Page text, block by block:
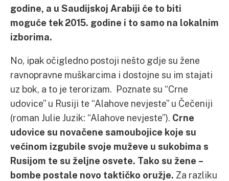
godine, a u Saudijskoj Arabiji će to biti
moguće tek 2015. godine i to samo na lokalnim
izborima.
No, ipak očigledno postoji nešto gdje su žene
ravnopravne muškarcima i dostojne su im stajati
uz bok, a to je terorizam. Poznate su “Crne
udovice” u Rusiji te “Alahove nevjeste” u Čečeniji
(roman Julie Juzik: “Alahove nevjeste”). Crne
udovice su novačene samoubojice koje su
većinom izgubile svoje muževe u sukobima s
Rusijom te su željne osvete. Tako su žene –
bombe postale novo taktičko oružje. Za razliku